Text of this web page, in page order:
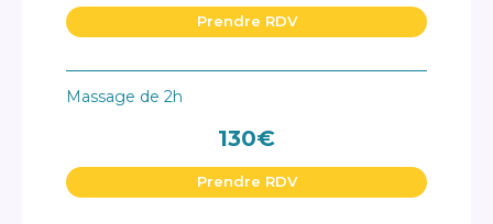
Prendre RDV
Massage de 2h
130€
Prendre RDV